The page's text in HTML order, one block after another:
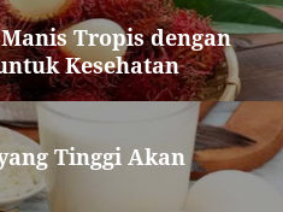
Tropis dengan
Kesehatan
Tinggi Akan